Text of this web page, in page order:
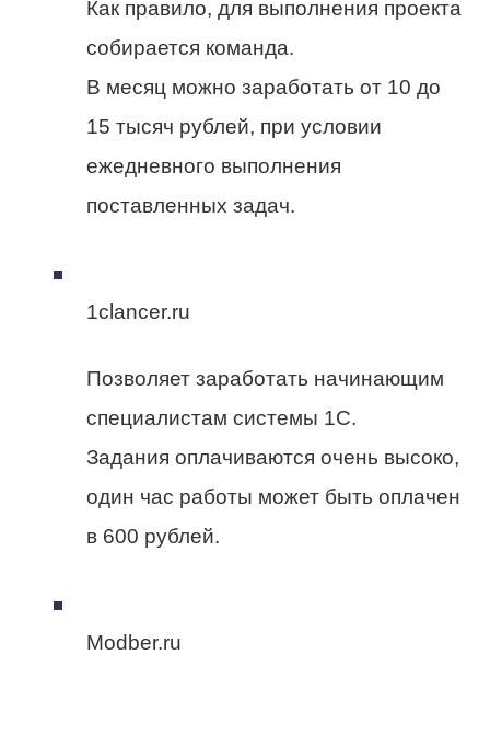
Как правило, для выполнения проекта
собирается команда.
В месяц можно заработать от 10 до
15 тысяч рублей, при условии
ежедневного выполнения
поставленных задач.
1clancer.ru
Позволяет заработать начинающим
специалистам системы 1С.
Задания оплачиваются очень высоко,
один час работы может быть оплачен
в 600 рублей.
Modber.ru